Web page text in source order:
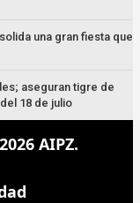
una gran fiesta que
aseguran tigre de
18 de julio
AIPZ.